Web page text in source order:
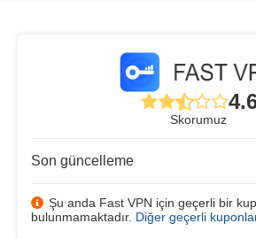
Skorumuz
Son güncelleme
Şu anda Fast VPN için geçerli bir
bulunmamaktadır. Diğer geçerli